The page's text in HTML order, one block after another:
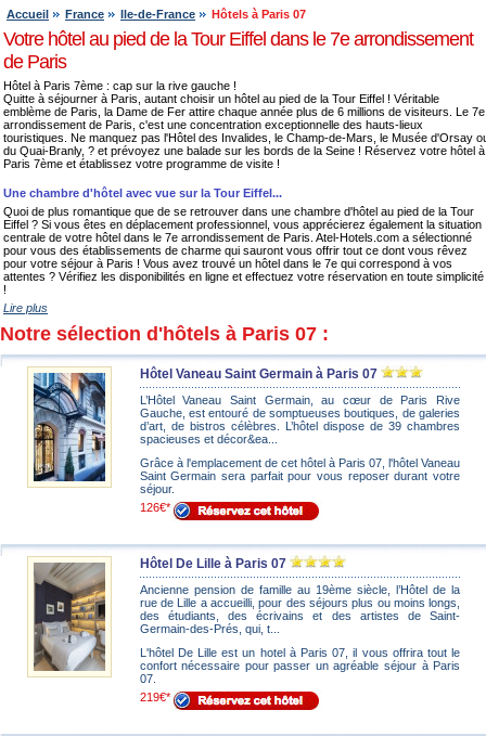
Accueil France Ile-de-France Hôtels à Paris 07
Votre hôtel au pied de la Tour Eiffel dans le 7e arrondissement
de Paris
Hôtel à Paris 7ème : cap sur la rive gauche !
Quitte à séjourner à Paris, autant choisir un hôtel au pied de la Tour Eiffel ! Véritable
emblème de Paris, la Dame de Fer attire chaque année plus de 6 millions de visiteurs. Le 7e
arrondissement de Paris, c'est une concentration exceptionnelle des hauts-lieux
touristiques. Ne manquez pas l'Hôtel des Invalides, le Champ-de-Mars, le Musée d'Orsay
du Quai-Branly, ? et prévoyez une balade sur les bords de la Seine ! Réservez votre hôtel à
Paris 7ème et établissez votre programme de visite !
Une chambre d'hôtel avec vue sur la Tour Eiffel...
Quoi de plus romantique que de se retrouver dans une chambre d'hôtel au pied de la Tour
Eiffel ? Si vous êtes en déplacement professionnel, vous apprécierez également la situation
centrale de votre hôtel dans le 7e arrondissement de Paris. Atel-Hotels.com a sélectionné
pour vous des établissements de charme qui sauront vous offrir tout ce dont vous rêvez
pour votre séjour à Paris ! Vous avez trouvé un hôtel dans le 7e qui correspond à vos
attentes ? Vérifiez les disponibilités en ligne et effectuez votre réservation en toute simplicité
!
Lire plus
Notre sélection d'hôtels à Paris 07 :
Hôtel Vaneau Saint Germain à Paris 07
L’Hôtel Vaneau Saint Germain, au cœur de Paris Rive
Gauche, est entouré de somptueuses boutiques, de galeries
d’art, de bistros célèbres. L’hôtel dispose de 39 chambres
spacieuses et décor&ea...
Grâce à l'emplacement de cet hôtel à Paris 07, l'hôtel Vaneau
Saint Germain sera parfait pour vous reposer durant votre
séjour.
126€*
Hôtel De Lille à Paris 07
Ancienne pension de famille au 19ème siècle, l’Hôtel de la
rue de Lille a accueilli, pour des séjours plus ou moins longs,
des étudiants, des écrivains et des artistes de Saint-
Germain-des-Prés, qui, t...
L'hôtel De Lille est un hotel à Paris 07, il vous offrira tout le
confort nécessaire pour passer un agréable séjour à Paris
07.
219€*